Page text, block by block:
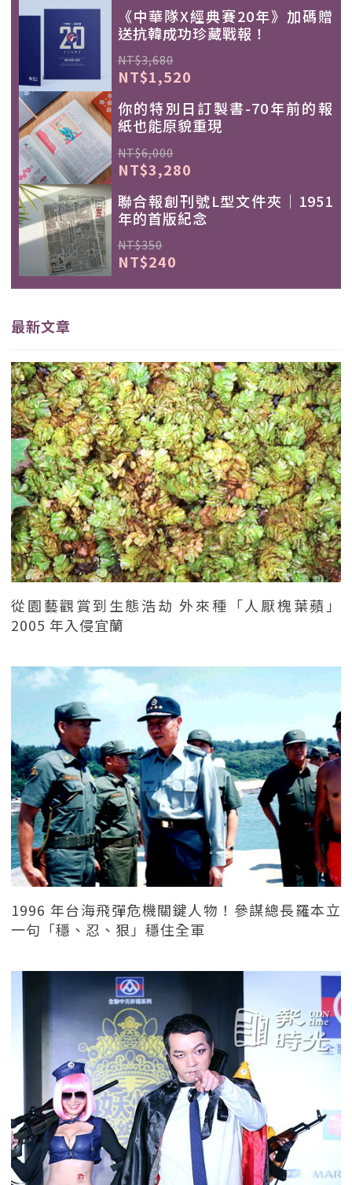
《中華隊X經典賽20年》加碼贈
送抗韓成功珍藏戰報！
NT$3,680
NT$1,520
你的特別日訂製書-70年前的報
紙也能原貌重現
NT$6,000
NT$3,280
聯合報創刊號L型文件夾｜1951
年的首版紀念
NT$350
NT$240
最新文章
從園藝觀賞到生態浩劫 外來種「人厭槐葉蘋」
2005 年入侵宜蘭
1996 年台海飛彈危機關鍵人物！參謀總長羅本立
一句「穩、忍、狠」穩住全軍